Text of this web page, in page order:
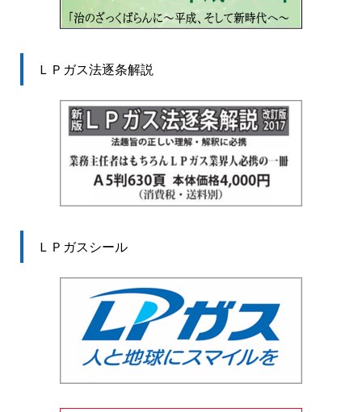
ＬＰガス法逐条解説
ＬＰガスシール